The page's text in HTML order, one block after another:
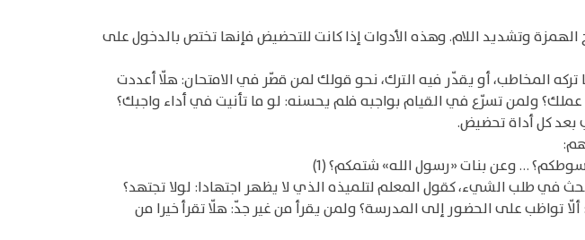
وتشديد اللام. وهذه الأدوات إذا كانت للتحضيض فإنها تختص بالدخول على
المخاطب، أو يقدّر فيه الترك، نحو قولك لمن قصّر في الامتحان: هلّا أعددت
عملك؟ ولمن تسرّع في القيام بواجبه فلم يحسنه: لو ما تأنيت في أداء واجبك؟
بعد كل أداة تحضيض.
… وعن بنات «رسول الله» شتمكم؟ (1)
في طلب الشيء، كقول المعلم لتلميذه الذي لا يظهر اجتهادا: لولا تجتهد؟
تواظب على الحضور إلى المدرسة؟ ولمن يقرأ من غير جدّ: هلّا تقرأ خيرا من